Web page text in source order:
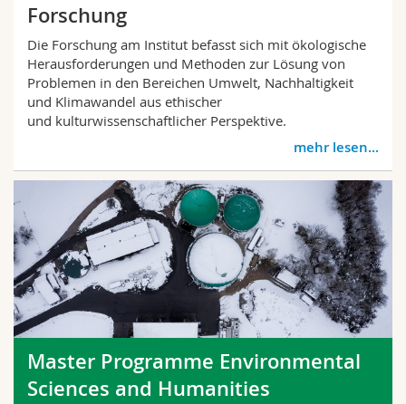
Forschung
Die Forschung am Institut befasst sich mit ökologische
Herausforderungen und Methoden zur Lösung von
Problemen in den Bereichen Umwelt, Nachhaltigkeit
und Klimawandel aus ethischer
und kulturwissenschaftlicher Perspektive.
mehr lesen...
Master Programme Environmental
Sciences and Humanities